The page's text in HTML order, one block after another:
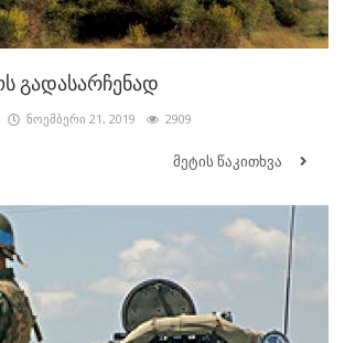
გადასარჩენად
ნოემბერი 21, 2019 2909
მეტის წაკითხვა